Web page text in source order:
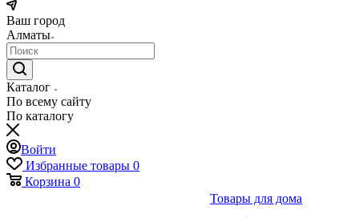
Ваш город
Алматы
Каталог
По всему сайту
По каталогу
Войти
Избранные товары 0
Корзина 0
Товары для дома